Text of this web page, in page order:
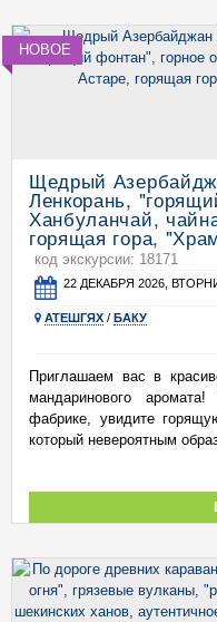
НОВОЕ
Щедрый
Ленкорань,
Ханбуланчай,
горящая гора,
код экскурсии: 18171
22 ДЕКАБРЯ 2026,
АТЕШГЯХ / БАКУ
Приглашаем вас в
мандаринового
фабрике, увидите
который невероятным